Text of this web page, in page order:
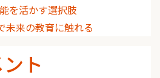
を活かす選択肢
来の教育に触れる
ト